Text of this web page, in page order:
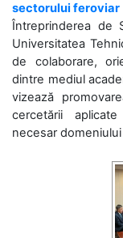
sectorului feroviar
Întreprinderea de
Universitatea
de colaborare,
dintre mediul
vizează
cercetării
necesar